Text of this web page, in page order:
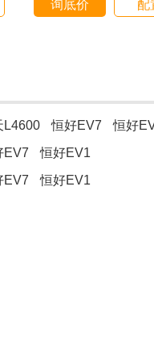
询底价 配
L4600 恒好EV7
恒好
EV7
恒好EV1
EV7 恒好EV1